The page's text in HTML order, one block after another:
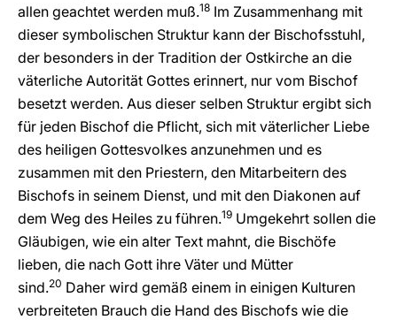
allen geachtet werden muß.18 Im Zusammenhang mit
dieser symbolischen Struktur kann der Bischofsstuhl,
der besonders in der Tradition der Ostkirche an die
väterliche Autorität Gottes erinnert, nur vom Bischof
besetzt werden. Aus dieser selben Struktur ergibt sich
für jeden Bischof die Pflicht, sich mit väterlicher Liebe
des heiligen Gottesvolkes anzunehmen und es
zusammen mit den Priestern, den Mitarbeitern des
Bischofs in seinem Dienst, und mit den Diakonen auf
dem Weg des Heiles zu führen.19 Umgekehrt sollen die
Gläubigen, wie ein alter Text mahnt, die Bischöfe
lieben, die nach Gott ihre Väter und Mütter
sind.20 Daher wird gemäß einem in einigen Kulturen
verbreiteten Brauch die Hand des Bischofs wie die